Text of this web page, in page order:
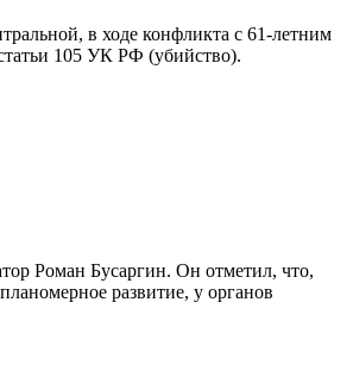
в ходе конфликта с 61-летним
105 УК РФ (убийство).
Роман Бусаргин. Он отметил, что,
развитие, у органов